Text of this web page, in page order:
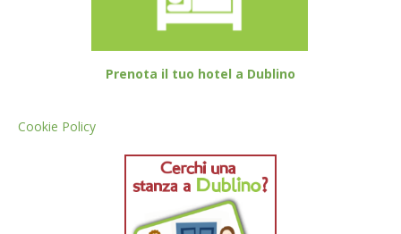
Prenota il tuo hotel a Dublino
Cookie Policy